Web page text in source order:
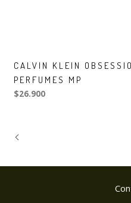
CALVIN KLEIN
PERFUMES MP
$26.900